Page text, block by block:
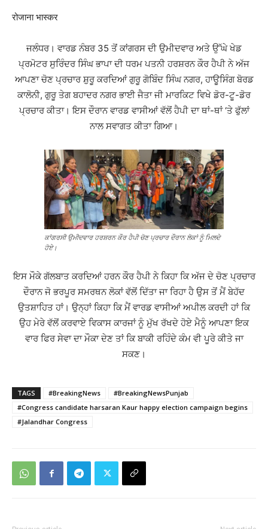
रोजाना भास्कर
ਜਲੰਧਰ। ਵਾਰਡ ਨੰਬਰ 35 ਤੋਂ ਕਾਂਗਰਸ ਦੀ ਉਮੀਦਵਾਰ ਅਤੇ ਉੱਘੇ ਖੇਡ
ਪ੍ਰਮੋਟਰ ਸੁਰਿੰਦਰ ਸਿੰਘ ਭਾਪਾ ਦੀ ਧਰਮ ਪਤਨੀ ਹਰਸ਼ਰਨ ਕੌਰ ਹੈਪੀ ਨੇ ਅੱਜ
ਆਪਣਾ ਚੋਣ ਪ੍ਰਚਾਰ ਸ਼ੁਰੂ ਕਰਦਿਆਂ ਗੁਰੂ ਗੋਬਿੰਦ ਸਿੰਘ ਨਗਰ, ਹਾਊਸਿੰਗ ਬੋਰਡ
ਕਾਲੋਨੀ, ਗੁਰੂ ਤੇਗ ਬਹਾਦਰ ਨਗਰ ਭਾਈ ਜੈਤਾ ਜੀ ਮਾਰਕਿਟ ਵਿਖੇ ਡੋਰ-ਟੂ-ਡੋਰ
ਪ੍ਰਚਾਰ ਕੀਤਾ। ਇਸ ਦੌਰਾਨ ਵਾਰਡ ਵਾਸੀਆਂ ਵੱਲੋਂ ਹੈਪੀ ਦਾ ਥਾਂ-ਥਾਂ ‘ਤੇ ਫੁੱਲਾਂ
ਨਾਲ ਸਵਾਗਤ ਕੀਤਾ ਗਿਆ।
ਕਾਂਗਰਸੀ ਉਮੀਦਵਾਰ ਹਰਸ਼ਰਨ ਕੌਰ ਹੈਪੀ ਚੋਣ ਪ੍ਰਚਾਰ ਦੌਰਾਨ ਲੋਕਾਂ ਨੂੰ ਮਿਲਦੇ
ਹੋਏ।
ਇਸ ਮੌਕੇ ਗੱਲਬਾਤ ਕਰਦਿਆਂ ਹਰਨ ਕੌਰ ਹੈਪੀ ਨੇ ਕਿਹਾ ਕਿ ਅੱਜ ਦੇ ਚੋਣ ਪ੍ਰਚਾਰ
ਦੌਰਾਨ ਜੋ ਭਰਪੂਰ ਸਮਰਥਨ ਲੋਕਾਂ ਵੱਲੋਂ ਦਿੱਤਾ ਜਾ ਰਿਹਾ ਹੈ ਉਸ ਤੋਂ ਮੈਂ ਬੇਹੱਦ
ਉਤਸ਼ਾਹਿਤ ਹਾਂ। ਉਨ੍ਹਾਂ ਕਿਹਾ ਕਿ ਮੈਂ ਵਾਰਡ ਵਾਸੀਆਂ ਅਪੀਲ ਕਰਦੀ ਹਾਂ ਕਿ
ਉਹ ਮੇਰੇ ਵੱਲੋਂ ਕਰਵਾਏ ਵਿਕਾਸ ਕਾਰਜਾਂ ਨੂੰ ਮੁੱਖ ਰੱਖਦੇ ਹੋਏ ਮੈਨੂੰ ਆਪਣਾ ਇਕ
ਵਾਰ ਫਿਰ ਸੇਵਾ ਦਾ ਮੌਕਾ ਦੇਣ ਤਾਂ ਕਿ ਬਾਕੀ ਰਹਿੰਦੇ ਕੰਮ ਵੀ ਪੂਰੇ ਕੀਤੇ ਜਾ
ਸਕਣ।
TAGS #BreakingNews
#BreakingNewsPunjab
#Congress candidate harsaran Kaur happy election campaign begins
#Jalandhar Congress